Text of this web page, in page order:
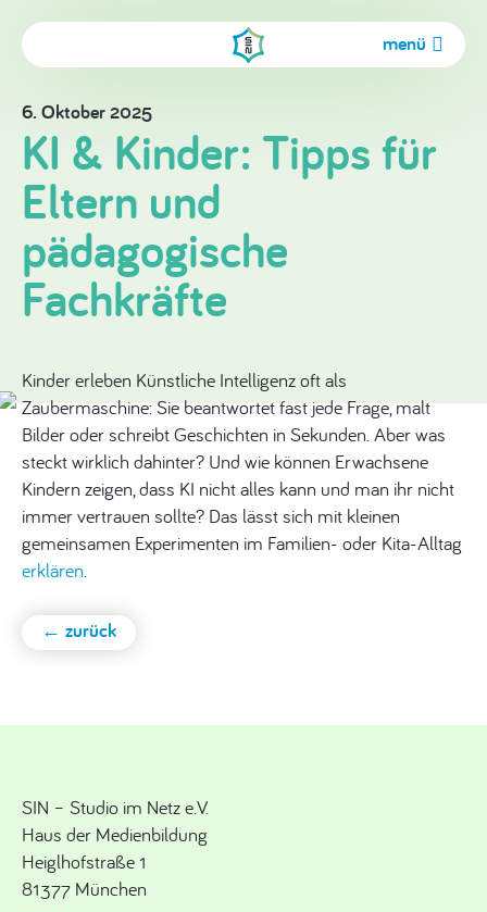
menü
6. Oktober 2025
KI & Kinder: Tipps für
Eltern und
pädagogische
Fachkräfte
Kinder erleben Künstliche Intelligenz oft als
Zaubermaschine: Sie beantwortet fast jede Frage, malt
Bilder oder schreibt Geschichten in Sekunden. Aber was
steckt wirklich dahinter? Und wie können Erwachsene
Kindern zeigen, dass KI nicht alles kann und man ihr nicht
immer vertrauen sollte? Das lässt sich mit kleinen
gemeinsamen Experimenten im Familien- oder Kita-Alltag
erklären.
← zurück
SIN – Studio im Netz e.V.
Haus der Medienbildung
Heiglhofstraße 1
81377 München